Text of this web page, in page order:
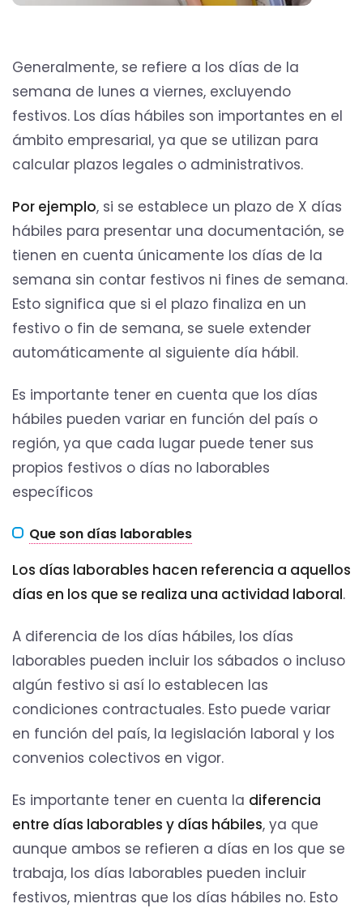
Generalmente, se refiere a los días de la
semana de lunes a viernes, excluyendo
festivos. Los días hábiles son importantes en el
ámbito empresarial, ya que se utilizan para
calcular plazos legales o administrativos.
Por ejemplo, si se establece un plazo de X días
hábiles para presentar una documentación, se
tienen en cuenta únicamente los días de la
semana sin contar festivos ni fines de semana.
Esto significa que si el plazo finaliza en un
festivo o fin de semana, se suele extender
automáticamente al siguiente día hábil.
Es importante tener en cuenta que los días
hábiles pueden variar en función del país o
región, ya que cada lugar puede tener sus
propios festivos o días no laborables
específicos
Que son días laborables
Los días laborables hacen referencia a aquellos
días en los que se realiza una actividad laboral.
A diferencia de los días hábiles, los días
laborables pueden incluir los sábados o incluso
algún festivo si así lo establecen las
condiciones contractuales. Esto puede variar
en función del país, la legislación laboral y los
convenios colectivos en vigor.
Es importante tener en cuenta la diferencia
entre días laborables y días hábiles, ya que
aunque ambos se refieren a días en los que se
trabaja, los días laborables pueden incluir
festivos, mientras que los días hábiles no. Esto